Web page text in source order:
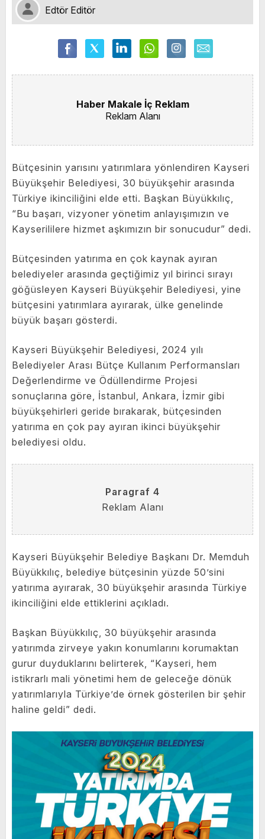
Edtör Editör
Haber Makale İç Reklam
Reklam Alanı
Bütçesinin yarısını yatırımlara yönlendiren Kayseri
Büyükşehir Belediyesi, 30 büyükşehir arasında
Türkiye ikinciliğini elde etti. Başkan Büyükkılıç,
“Bu başarı, vizyoner yönetim anlayışımızın ve
Kayserililere hizmet aşkımızın bir sonucudur” dedi.
Bütçesinden yatırıma en çok kaynak ayıran
belediyeler arasında geçtiğimiz yıl birinci sırayı
göğüsleyen Kayseri Büyükşehir Belediyesi, yine
bütçesini yatırımlara ayırarak, ülke genelinde
büyük başarı gösterdi.
Kayseri Büyükşehir Belediyesi, 2024 yılı
Belediyeler Arası Bütçe Kullanım Performansları
Değerlendirme ve Ödüllendirme Projesi
sonuçlarına göre, İstanbul, Ankara, İzmir gibi
büyükşehirleri geride bırakarak, bütçesinden
yatırıma en çok pay ayıran ikinci büyükşehir
belediyesi oldu.
Paragraf 4
Reklam Alanı
Kayseri Büyükşehir Belediye Başkanı Dr. Memduh
Büyükkılıç, belediye bütçesinin yüzde 50’sini
yatırıma ayırarak, 30 büyükşehir arasında Türkiye
ikinciliğini elde ettiklerini açıkladı.
Başkan Büyükkılıç, 30 büyükşehir arasında
yatırımda zirveye yakın konumlarını korumaktan
gurur duyduklarını belirterek, “Kayseri, hem
istikrarlı mali yönetimi hem de geleceğe dönük
yatırımlarıyla Türkiye’de örnek gösterilen bir şehir
haline geldi” dedi.